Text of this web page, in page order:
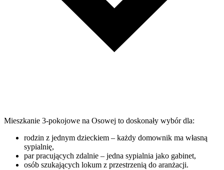
Mieszkanie 3-pokojowe na Osowej to doskonały wybór dla:
rodzin z jednym dzieckiem – każdy domownik ma własną
sypialnię,
par pracujących zdalnie – jedna sypialnia jako gabinet,
osób szukających lokum z przestrzenią do aranżacji.